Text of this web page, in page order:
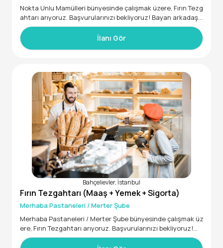
Nokta Unlu Mamülleri bünyesinde çalışmak üzere, Fırın Tezg
ahtarı arıyoruz. Başvurularınızı bekliyoruz! Bayan arkadaşl
ar
• En az 2 ay deneyimli
• 22 - 40 yaş aralığında
Sabah 08. 17.00
Öglen 13. 22.00
İlanı Gör
Bahçelievler, İstanbul
Fırın Tezgahtarı (Maaş + Yemek + Sigorta)
Merhaba Pastaneleri / Merter Şube
Merhaba Pastaneleri / Merter Şube bünyesinde çalışmak üz
ere, Fırın Tezgahtarı arıyoruz. Başvurularınızı bekliyoruz!
• En az 1 yıl deneyimli